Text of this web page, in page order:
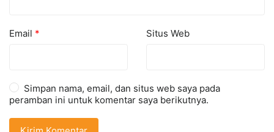
Email * Situs Web
Simpan nama, email, dan situs web saya pada
peramban ini untuk komentar saya berikutnya.